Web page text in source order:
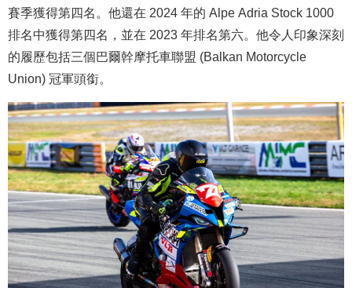
賽季獲得第四名。他還在 2024 年的 Alpe Adria Stock 1000
排名中獲得第四名，並在 2023 年排名第六。他令人印象深刻
的履歷包括三個巴爾幹摩托車聯盟 (Balkan Motorcycle
Union) 冠軍頭銜。